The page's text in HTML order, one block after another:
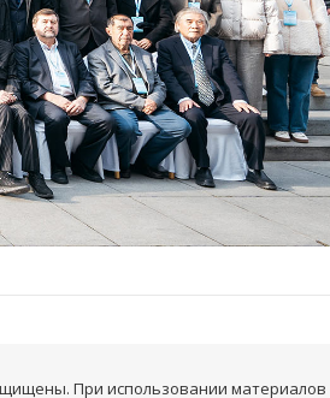
При использовании материалов